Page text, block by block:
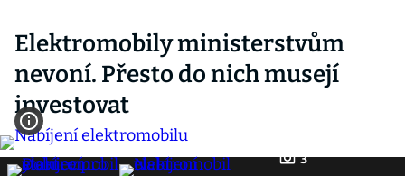
Elektromobily ministerstvům
nevoní. Přesto do nich musejí
investovat
3